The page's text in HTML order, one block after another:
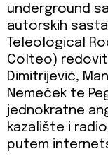
underground
autorskih
Teleological
Colteo)
Dimitrijević,
Nemeček te
jednokratne
kazalište i
putem